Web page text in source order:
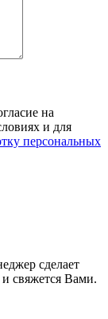
на
и для
персональных
сделает
свяжется Вами.